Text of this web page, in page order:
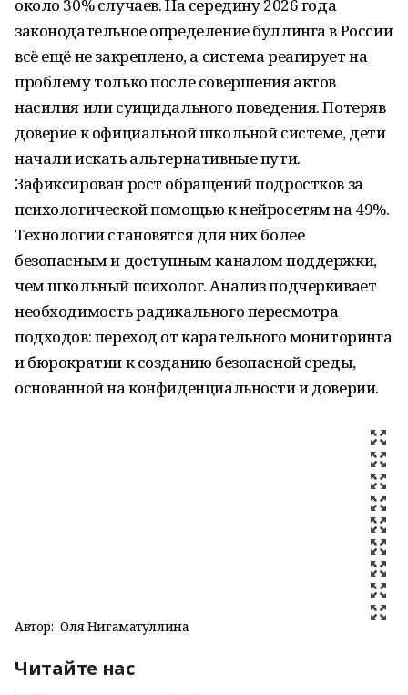
около 30% случаев. На середину 2026 года
законодательное определение буллинга в России
всё ещё не закреплено, а система реагирует на
проблему только после совершения актов
насилия или суицидального поведения. Потеряв
доверие к официальной школьной системе, дети
начали искать альтернативные пути.
Зафиксирован рост обращений подростков за
психологической помощью к нейросетям на 49%.
Технологии становятся для них более
безопасным и доступным каналом поддержки,
чем школьный психолог. Анализ подчеркивает
необходимость радикального пересмотра
подходов: переход от карательного мониторинга
и бюрократии к созданию безопасной среды,
основанной на конфиденциальности и доверии.
Автор: Оля Нигаматуллина
Читайте нас